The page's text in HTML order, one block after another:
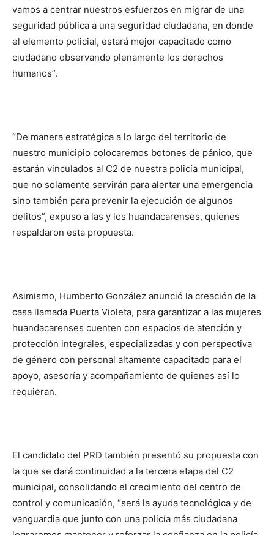
vamos a centrar nuestros esfuerzos en migrar de una
seguridad pública a una seguridad ciudadana, en donde
el elemento policial, estará mejor capacitado como
ciudadano observando plenamente los derechos
humanos”.
“De manera estratégica a lo largo del territorio de
nuestro municipio colocaremos botones de pánico, que
estarán vinculados al C2 de nuestra policía municipal,
que no solamente servirán para alertar una emergencia
sino también para prevenir la ejecución de algunos
delitos”, expuso a las y los huandacarenses, quienes
respaldaron esta propuesta.
Asimismo, Humberto González anunció la creación de la
casa llamada Puerta Violeta, para garantizar a las mujeres
huandacarenses cuenten con espacios de atención y
protección integrales, especializadas y con perspectiva
de género con personal altamente capacitado para el
apoyo, asesoría y acompañamiento de quienes así lo
requieran.
El candidato del PRD también presentó su propuesta con
la que se dará continuidad a la tercera etapa del C2
municipal, consolidando el crecimiento del centro de
control y comunicación, “será la ayuda tecnológica y de
vanguardia que junto con una policía más ciudadana